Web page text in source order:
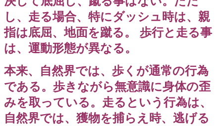
し、走る場合、特にダッシュ時は、親
指は底屈、地面を蹴る。
歩行と走る事
は、運動形態が異なる。
本来、自然界では、歩くが通常の行為
である。歩きながら無意識に身体の歪
みを取っている。走るという行為は、
自然界では、獲物を捕らえ時、逃げる